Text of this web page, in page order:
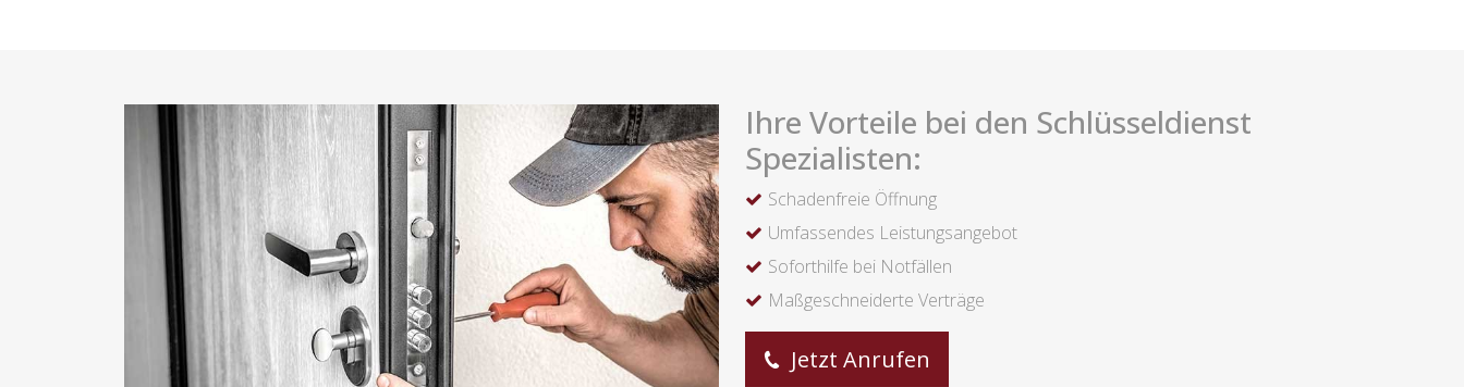
Ihre Vorteile bei den Schlüsseldienst
Spezialisten:
Schadenfreie Öffnung
Umfassendes Leistungsangebot
Soforthilfe bei Notfällen
Maßgeschneiderte Verträge
Jetzt Anrufen